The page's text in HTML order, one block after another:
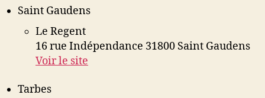
Saint Gaudens
Le Regent
16 rue Indépendance 31800 Saint Gaudens
Voir le site
Tarbes